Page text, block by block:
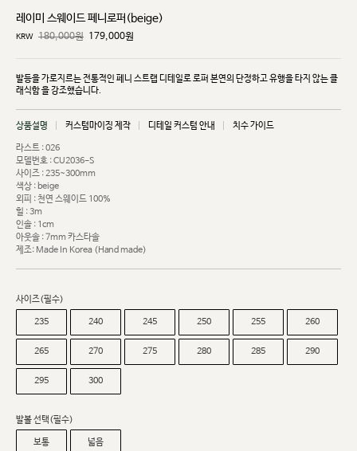
레이미 스웨이드 페니로퍼(beige)
KRW 180,000원 179,000원
발등을 가로지르는 전통적인 페니 스트랩 디테일로 로퍼 본연의 단정하고 유행을 타지 않는 클
래식함을 강조했습니다.
상품설명 커스텀마이징 제작 디테일 커스텀 안내 치수 가이드
라스트 : 026
모델번호 : CU2036-S
사이즈 : 235~300mm
색상 : beige
외피 : 천연 스웨이드 100%
힐 : 3m
인솔 : 1cm
아웃솔 : 7mm 카스타솔
제조: Made In Korea (Hand made)
사이즈(필수)
235 240 245 250 255 260
265 270 275 280 285 290
295 300
발볼 선택(필수)
보통 넓음